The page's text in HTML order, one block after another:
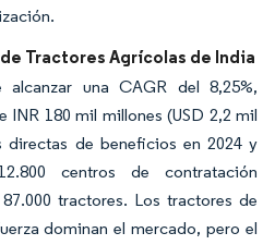
Tractores Agrícolas de India
una CAGR del 8,25%,
180 mil millones (USD 2,2 mil
directas de beneficios en 2024 y
centros de contratación
tractores. Los tractores de
dominan el mercado, pero el